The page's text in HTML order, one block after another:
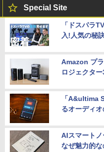
Special Site
「ドスパラ
入!人気の秘
Amazon プ
ロジェクタ
「A&ultima
るオーディ
AIスマート
なぜ魅力的な